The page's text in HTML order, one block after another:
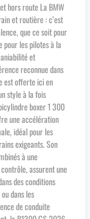
hors route La BMW
et routière : c’est
que ce soit pour
pour les pilotes à la
et
reconnue dans
est offerte ici en
style à la fois
boxer 1 300
une accélération
idéal pour les
exigeants. Son
à une
assurent une
des conditions
dans les
de conduite